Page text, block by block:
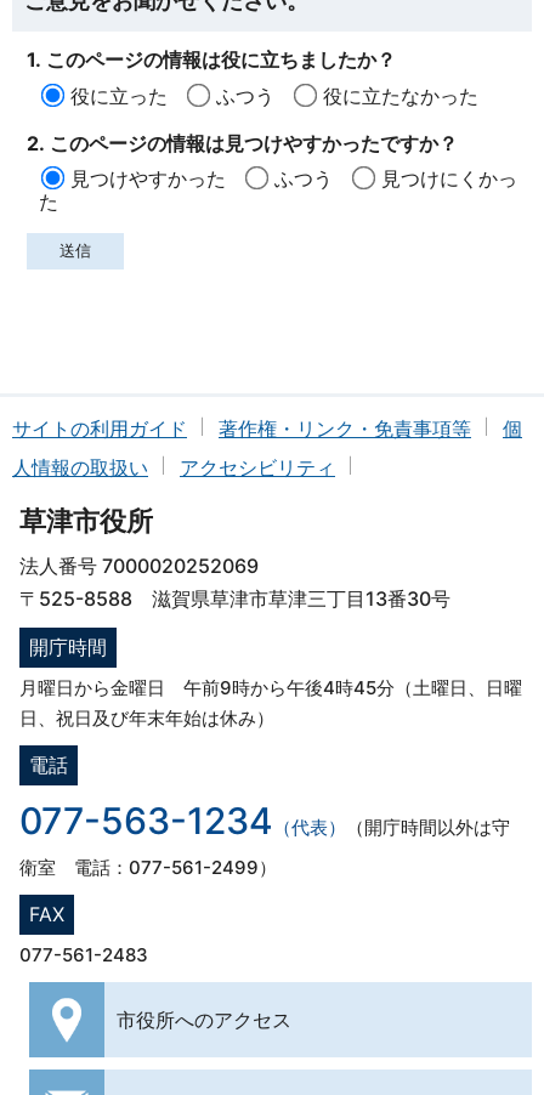
1. このページの情報は役に立ちましたか？
役に立った
ふつう
役に立たなかった
2. このページの情報は見つけやすかったですか？
見つけやすかった
ふつう
見つけにくかっ
た
サイトの利用ガイド 著作権・リンク・免責事項等
個
人情報の取扱い
アクセシビリティ
草津市役所
法人番号 7000020252069
〒525-8588 滋賀県草津市草津三丁目13番30号
開庁時間
月曜日から金曜日 午前9時から午後4時45分（土曜日、日曜
日、祝日及び年末年始は休み）
電話
077-563-1234 （代表）
（開庁時間以外は守
衛室 電話：077-561-2499）
FAX
077-561-2483
市役所へのアクセス